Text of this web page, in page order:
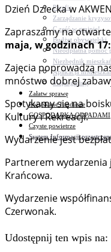
Parafie
Zarządzanie
C.ześć w gminie!
Budżet obywatelski
Nieodpłatna pomoc
Niezbędnik
Aplikacja
Mapa gminy
Załatw sprawę
Pozyskane fundusze
GOSPODARKA ODPADAMI
Czyste powietrze
System Informacji
Dzień Dziecka w
Zapraszamy na
maja, w godzinach
Zajęcia poprowadzą
mnóstwo dobrej
Spotykamy się na
Kultury i Rekreacji.
Wydarzenie jest
Partnerem wydarzenia
Krańcowa.
Wydarzenie
Czerwonak.
Udostępnij ten wpis na: